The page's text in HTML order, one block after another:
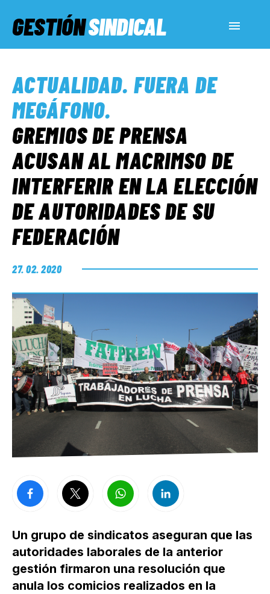
GESTIÓNSINDICAL
SERVICIOS SOCIALES
INFORMES ESPECIALES
FUERA DE MEGÁFONO
EL LADO «G»
ACTUALIDAD. FUERA DE
MEGÁFONO.
GREMIOS DE PRENSA
ACUSAN AL MACRIMSO DE
INTERFERIR EN LA ELECCIÓN
DE AUTORIDADES DE SU
FEDERACIÓN
27. 02. 2020
Un grupo de sindicatos aseguran que las
autoridades laborales de la anterior
gestión firmaron una resolución que
anula los comicios realizados en la